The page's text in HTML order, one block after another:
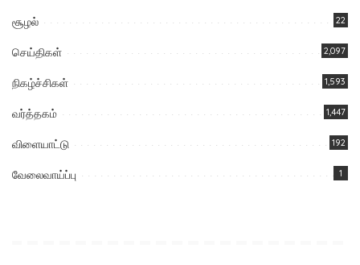
சூழல் 22
செய்திகள் 2,097
நிகழ்ச்சிகள் 1,593
வர்த்தகம் 1,447
விளையாட்டு 192
வேலைவாய்ப்பு 1